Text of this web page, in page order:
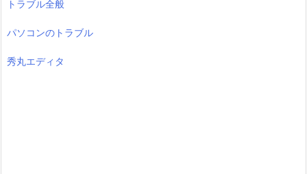
トラブル全般
パソコンのトラブル
秀丸エディタ